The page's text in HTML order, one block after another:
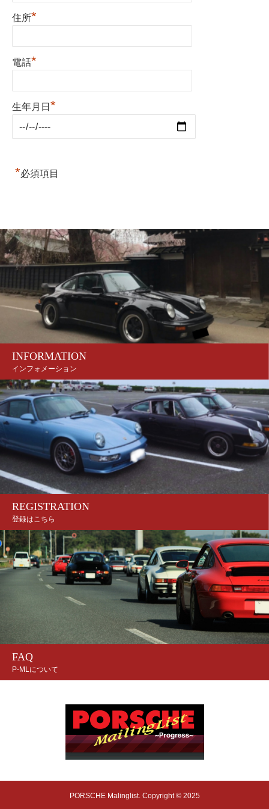
住所*
電話*
生年月日 *
*必須項目
INFORMATION
インフォメーション
REGISTRATION
登録はこちら
FAQ
P-MLについて
PORSCHE Malinglist. Copyright © 2025